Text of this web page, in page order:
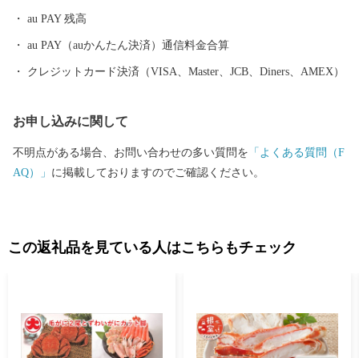
ない課題が非常に山積しています。 すこしづつまちの活性化を目
指し歩みを進めてまいりますので、今後の根室市にご注目くださ
au PAY 残高
au PAY（auかんたん決済）通信料金合算
クレジットカード決済（VISA、Master、JCB、Diners、AMEX）
お申し込みに関して
不明点がある場合、お問い合わせの多い質問を 「よくある質問（F
AQ）」 に掲載しておりますのでご確認ください。
この返礼品を見ている人はこちらもチェック